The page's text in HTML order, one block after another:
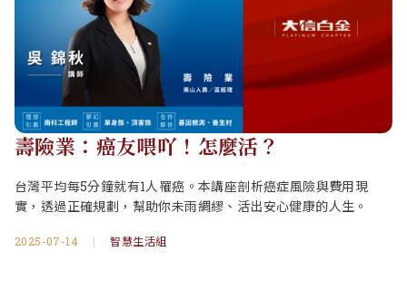
壽險業：癌友喂吖！怎麼活？
台灣平均每5分鐘就有1人罹癌。本講座剖析癌症風險與費用現
實，透過正確規劃，幫助你未雨綢繆、活出安心健康的人生。
2025-07-14 | 智慧生活組